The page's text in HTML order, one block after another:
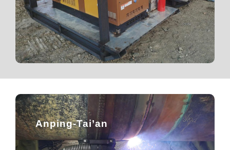
Anping-Tai’an